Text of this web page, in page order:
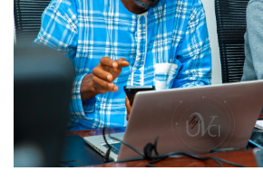
En